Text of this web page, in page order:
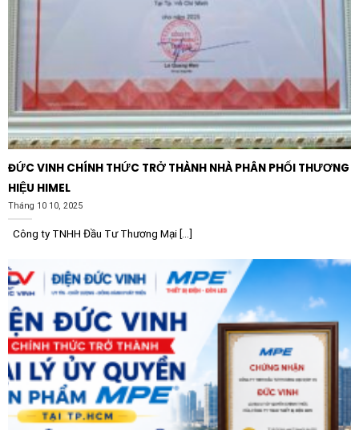
nhà phân phối uy tín, quý khách hàng sẽ nhận được sản
phẩm với đầy đủ chứng chỉ CO/CQ, chế độ bảo hành
dài hạn từ nhà sản xuất Schneider Electric. Việc sử
dụng hàng chính hãng không chỉ bảo vệ khoản đầu tư
của bạn mà còn là cam kết cho sự an toàn và ổn định
lâu dài của toàn bộ hệ thống điện hạ thế.
ĐỨC VINH CHÍNH THỨC TRỞ THÀNH NHÀ PHÂN PHỐI THƯƠNG
HIỆU HIMEL
Tháng 10 10, 2025
Công ty TNHH Đầu Tư Thương Mại [...]